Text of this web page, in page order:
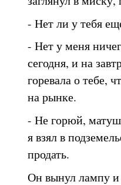
- Нет ли у тебя
- Нет у меня
сегодня, и на
горевала о тебе,
на рынке.
- Не горюй,
я взял в
продать.
Он вынул лампу и